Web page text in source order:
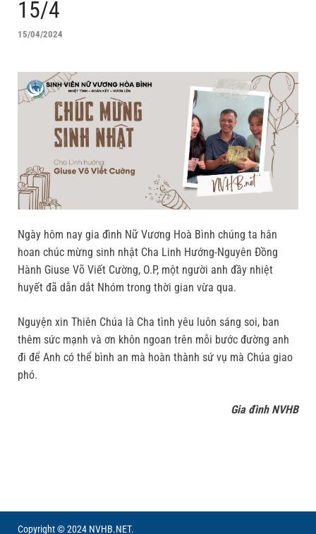
15/4
15/04/2024
Ngày hôm nay gia đình Nữ Vương Hoà Bình chúng ta hân
hoan chúc mừng sinh nhật Cha Linh Hướng-Nguyên Đồng
Hành Giuse Võ Viết Cường, O.P, một người anh đầy nhiệt
huyết đã dẫn dắt Nhóm trong thời gian vừa qua.
Nguyện xin Thiên Chúa là Cha tình yêu luôn sáng soi, ban
thêm sức mạnh và ơn khôn ngoan trên mỗi bước đường anh
đi để Anh có thể bình an mà hoàn thành sứ vụ mà Chúa giao
phó.
Gia đình NVHB
Copyright © 2024 NVHB.NET.